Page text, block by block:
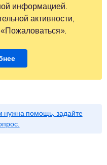
информацией.
активности,
нужна помощь, задайте